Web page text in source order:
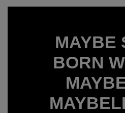
MAYBE
BORN